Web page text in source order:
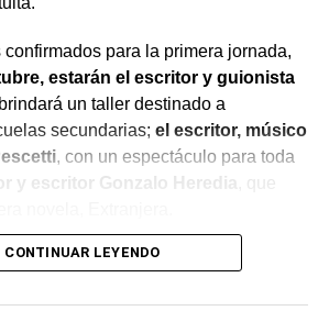
para la primera jornada,
estarán el escritor y guionista
un taller destinado a
secundarias; el escritor, músico
, con un espectáculo para toda
y escritor Gonzalo Heredia
será el turno de la escritora,
Estafa de la feminidad y Maternidad
CONTINUAR LEYENDO